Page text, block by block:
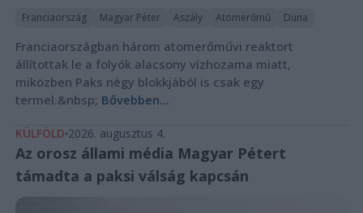
Franciaország Magyar Péter Aszály Atomerőmű Duna
Franciaországban három atomerőművi reaktort
állítottak le a folyók alacsony vízhozama miatt,
miközben Paks négy blokkjából is csak egy
termel.&nbsp; Bővebben...
KÜLFÖLD 2026. augusztus 4.
Az orosz állami média Magyar Pétert
támadta a paksi válság kapcsán